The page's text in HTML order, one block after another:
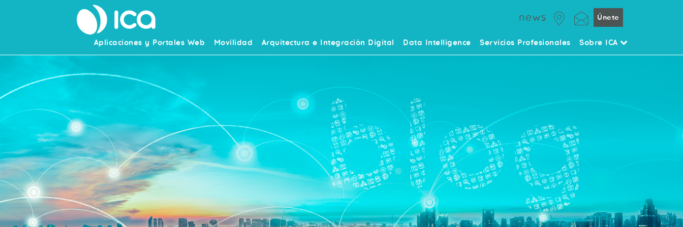
news Únete
Aplicaciones y Portales Web Movilidad Arquitectura e Integración Digital Data Intelligence Servicios Profesionales Sobre ICA